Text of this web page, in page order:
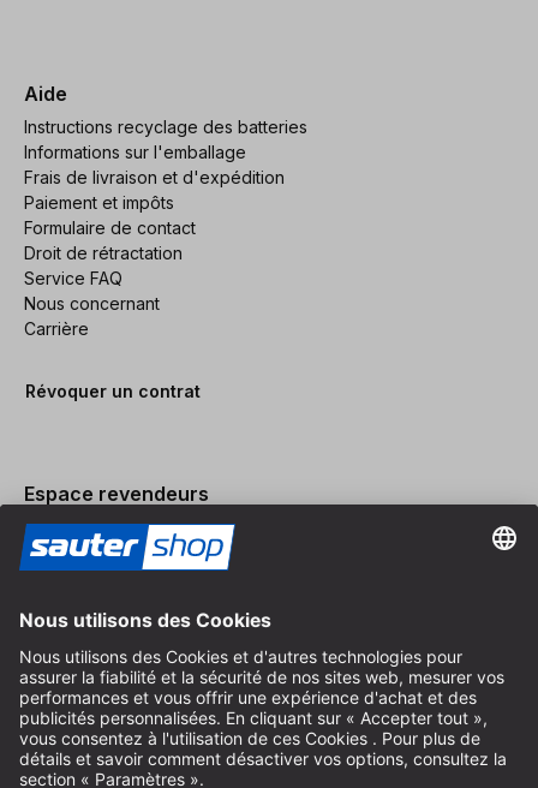
Aide
Instructions recyclage des batteries
Informations sur l'emballage
Frais de livraison et d'expédition
Paiement et impôts
Formulaire de contact
Droit de rétractation
Service FAQ
Nous concernant
Carrière
Révoquer un contrat
Espace revendeurs
Devenir revendeur
Mentions légales
Conditions Générales
Protection des Données